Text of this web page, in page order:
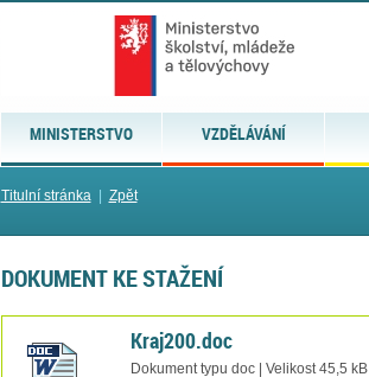
MINISTERSTVO VZDĚLÁVÁNÍ
Titulní stránka| Zpět
DOKUMENT KE STAŽENÍ
Kraj200.doc
Dokument typu doc | Velikost 45,5 kB